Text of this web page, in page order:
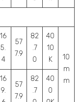
16
5.
4
57
7.9
82
.7
0
40
10
K
10
m
m
16
9.
57
7.9
82
.7
40
0